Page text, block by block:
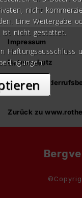
Impressum
Datenschutz
AGB und
Zurück zu
nicht
Eine Weitergabe
ist nicht gestattet.
Haftungsausschluss